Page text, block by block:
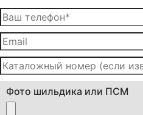
Фото шильдика или ПСМ